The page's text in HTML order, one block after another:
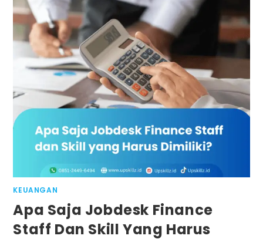
KEUANGAN
Apa Saja Jobdesk Finance
Staff Dan Skill Yang Harus